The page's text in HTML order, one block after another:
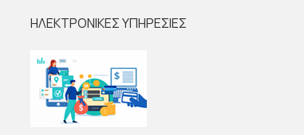
ΗΛΕΚΤΡΟΝΙΚΕΣ ΥΠΗΡΕΣΙΕΣ